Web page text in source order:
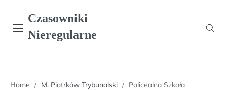
content
Czasowniki
Nieregularne
Home / M. Piotrków Trybunalski / Policealna Szkoła